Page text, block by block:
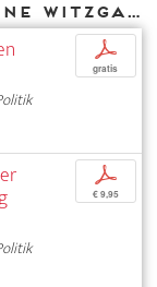
Weitere Texte von Susanne Witzgall bei DIAPHANES
p
gratis
p
€ 9,95